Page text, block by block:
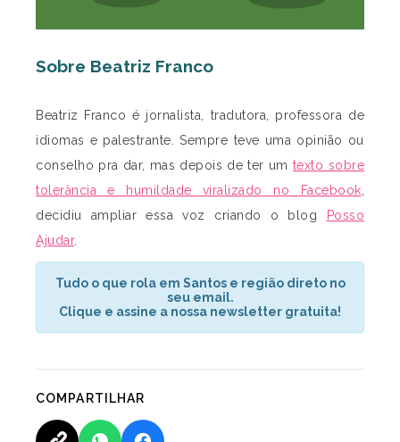
Sobre Beatriz Franco
Beatriz Franco é jornalista, tradutora, professora de
idiomas e palestrante. Sempre teve uma opinião ou
conselho pra dar, mas depois de ter um texto sobre
tolerância e humildade viralizado no Facebook,
decidiu ampliar essa voz criando o blog
Posso
Ajudar.
Tudo o que rola em Santos e região direto no
seu email.
Clique e assine a nossa newsletter gratuita!
COMPARTILHAR